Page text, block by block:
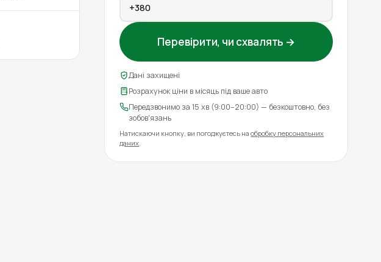
Перевірити, чи схвалять →
Дані захищені
Розрахунок ціни в місяць під ваше авто
Передзвонимо за 15 хв (9:00–20:00) — безкоштовно, без
зобов'язань
Натискаючи кнопку, ви погоджуєтесь наобробку персональних
даних